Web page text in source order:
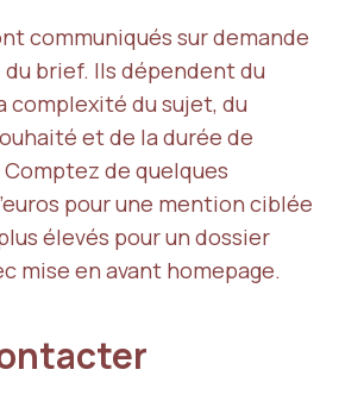
communiqués sur demande
brief. Ils dépendent du
complexité du sujet, du
et de la durée de
de quelques
pour une mention ciblée
élevés pour un dossier
mise en avant homepage.